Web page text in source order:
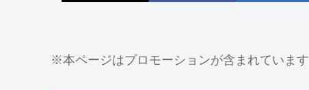
※本ページはプロモーションが含まれています